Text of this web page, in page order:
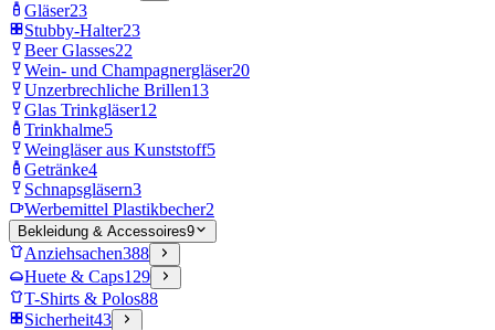
Gläser23
Stubby-Halter23
Beer Glasses22
Wein- und Champagnergläser20
Unzerbrechliche Brillen13
Glas Trinkgläser12
Trinkhalme5
Weingläser aus Kunststoff5
Getränke4
Schnapsgläsern3
Werbemittel Plastikbecher2
Bekleidung & Accessoires9
Anziehsachen388
Huete & Caps129
T-Shirts & Polos88
Sicherheit43